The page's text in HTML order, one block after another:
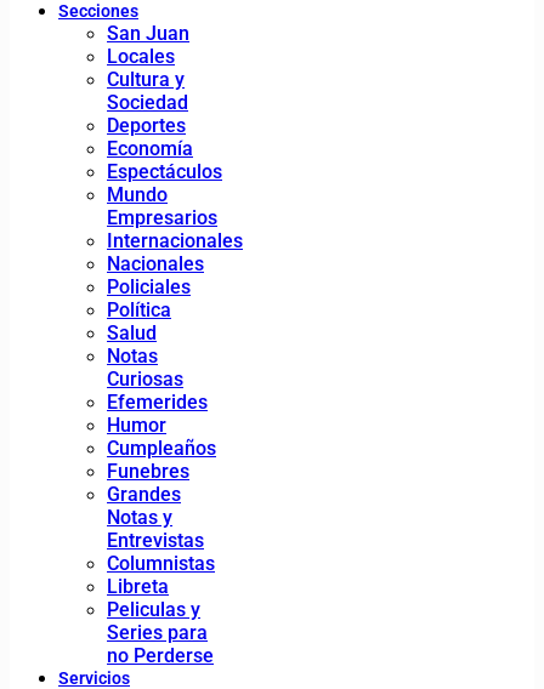
Secciones
San Juan
Locales
Cultura y
Sociedad
Deportes
Economía
Espectáculos
Mundo
Empresarios
Internacionales
Nacionales
Policiales
Política
Salud
Notas
Curiosas
Efemerides
Humor
Cumpleaños
Funebres
Grandes
Notas y
Entrevistas
Columnistas
Libreta
Peliculas y
Series para
no Perderse
Servicios